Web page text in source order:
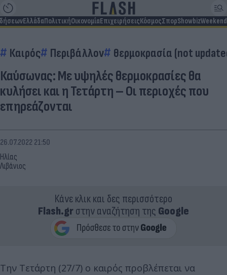
ΕλλάδαΠολιτικήΟικονομίαΕπιχειρήσειςΚόσμοςΣπορShowbizWeekend
Καιρός Περιβάλλον θερμοκρασία (not
Καύσωνας: Με υψηλές θερμοκρασίες θα
κυλήσει και η Τετάρτη – Οι περιοχές που
επηρεάζονται
Ηλίας
Λιβάνιος
26.07.2022 21:50
Κάνε κλικ και δες περισσότερο
Flash.grστην αναζήτηση της Google
Την Τετάρτη (27/7) ο καιρός προβλέπεται να